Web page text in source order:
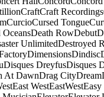
CraftCraft Recordings
CurcioCursed Tongue
OceansDeath RowDebut
UnlimitedDestroyed
DimensionsDindisc
Disques DreyfusDisques
At DawnDrag CityDream
East WestEastWestEasy